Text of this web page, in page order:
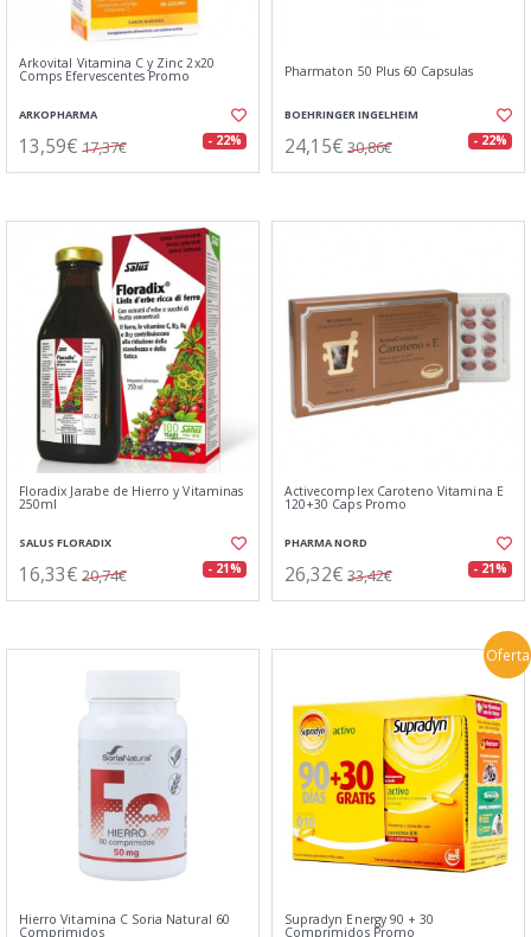
Arkovital Vitamina C y Zinc 2x20
Comps Efervescentes Promo
ARKOPHARMA
13,59€ 17,37€ - 22%
Pharmaton 50 Plus 60 Capsulas
BOEHRINGER INGELHEIM
24,15€ 30,86€ - 22%
Floradix Jarabe de Hierro y Vitaminas
250ml
SALUS FLORADIX
16,33€ 20,74€ - 21%
Activecomplex Caroteno Vitamina E
120+30 Caps Promo
PHARMA NORD
26,32€ 33,42€ - 21%
Hierro Vitamina C Soria Natural 60
Comprimidos
Oferta
Supradyn Energy 90 + 30
Comprimidos Promo